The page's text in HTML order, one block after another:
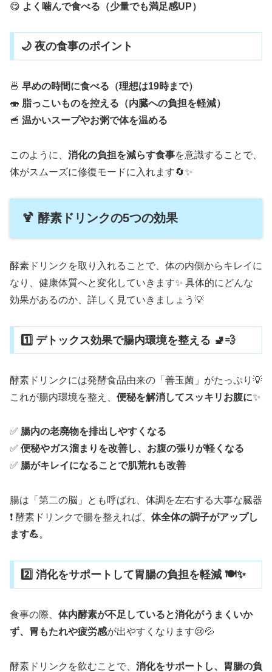
😋 よく噛んで食べる（少量でも満足感UP）
🌙 夜の食事のポイント
🍜 早めの時間に食べる（理想は19時まで）
🍣 脂っこいものを控える（内臓への負担を軽減）
🥣 温かいスープやお粥で体を温める
このように、 消化の負担を減らす食事を意識することで、
体がスムーズに修復モードに入れます🔄✨
🍹 酵素ドリンクの5つの効果
酵素ドリンクを取り入れることで、体の内側からキレイに
なり、健康体質へと変化していきます✨ 具体的にどんな
効果があるのか、詳しく見ていきましょう💡
1️⃣ デトックス効果で腸内環境を整える 🚽💨
酵素ドリンクには発酵食品由来の「善玉菌」がたっぷり💡
これが腸内環境を整え、 便秘を解消してスッキリお腹に✨
✅ 腸内の老廃物を排出しやすくなる
✅ 便秘やガス溜まりを改善し、お腹の張りが軽くなる
✅ 腸がキレイになることで肌荒れも改善
腸は「第二の脳」とも呼ばれ、体調を左右する大事な臓器
❗ 酵素ドリンクで腸を整えれば、 体全体の調子がアップし
ます💪。
2️⃣ 消化をサポートして胃腸の負担を軽減 🍽️✨
食事の際、 体内酵素が不足していると消化がうまくいか
ず、胃もたれや疲労感が出やすくなります😢💦
酵素ドリンクを飲むことで、 消化をサポートし、胃腸の負